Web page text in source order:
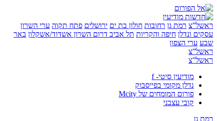
רמת גן רחובות חולון בת ים ירושלים פתח תקוה ערי השרון
ונדלן חיפה והקריות תל אביבדרום השרון אשדוד/אשקלון באר
ערי הצפון
מודיעין סיטי- f
נדלן מקומי בפייסבוק
פורום המומחים של Mcity
קובי עצבני